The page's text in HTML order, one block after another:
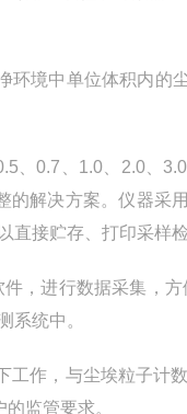
环境中单位体积内的
、0.7、1.0、2.0、
的解决方案。仪器采
以直接贮存、打印采样
，进行数据采集，
系统中。
工作，与尘埃粒子计
监管要求。